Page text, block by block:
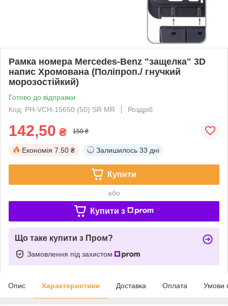
Рамка номера Mercedes-Benz "защелка" 3D
напис Хромована (Поліпроп./ гнучкий
морозостійкий)
Готово до відправки
Код: PH-VCH-15650 (50) SR MR
Роздріб
142,50 ₴ 150 ₴
Економія 7.50 ₴ Залишилось 33 дні
Купити
або
Купити з
Що таке купити з Пром?
Замовлення під захистом
Опис Характеристики Доставка Оплата Умови